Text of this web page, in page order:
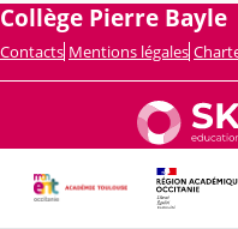
Collège Pierre Bayle
Contacts Mentions légales